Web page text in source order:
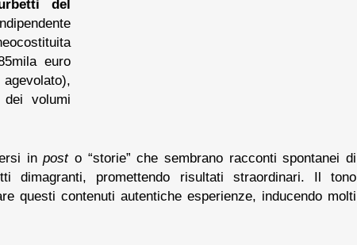
del
euro
volumi
inposto “storie” che sembrano racconti spontanei di
dimagranti, promettendo risultati straordinari. Il tono
questi contenuti autentiche esperienze, inducendo molti